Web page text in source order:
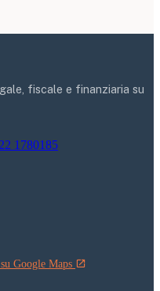
fiscale e finanziaria su
1780185
Google Maps